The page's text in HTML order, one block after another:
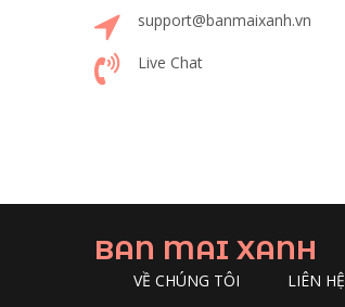
support@banmaixanh.vn
Live Chat
BAN MAI XANH
VỀ CHÚNG TÔI LIÊN HỆ